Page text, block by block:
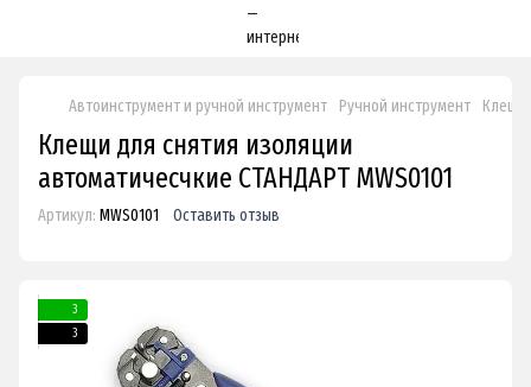
Автоинструмент и ручной инструмент Ручной инструмент Клещи
Клещи для снятия изоляции
автоматичесчкие СТАНДАРТ MWS0101
Артикул: MWS0101 Оставить отзыв
3
3